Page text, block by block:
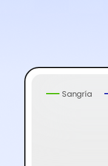
Sangría